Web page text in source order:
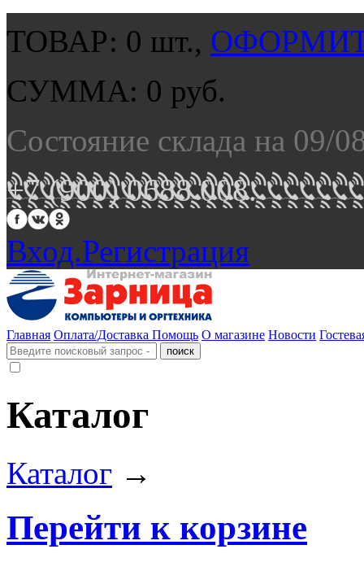
ТОВАР: 0 шт.,
СУММА: 0 руб.
Состояние склада на 09/
+7 (900) 0688 008.
Вход.Регистрация
Главная Оплата/Доставка Помощь О магазине Новости
Каталог
Каталог →
Перейти к корзине